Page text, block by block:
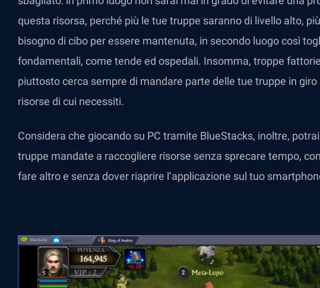
questa risorsa, perché più le tue truppe saranno di livello alto,
bisogno di cibo per essere mantenuta, in secondo luogo così
fondamentali, come tende ed ospedali. Insomma, troppe
piuttosto cerca sempre di mandare parte delle tue truppe in
risorse di cui necessiti.
Considera che giocando su PC tramite BlueStacks, inoltre,
truppe mandate a raccogliere risorse senza sprecare tempo,
fare altro e senza dover riaprire l’applicazione sul tuo